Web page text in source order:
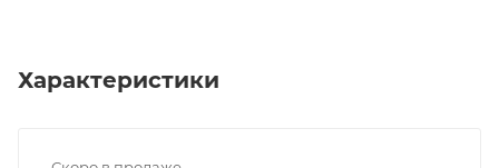
Характеристики